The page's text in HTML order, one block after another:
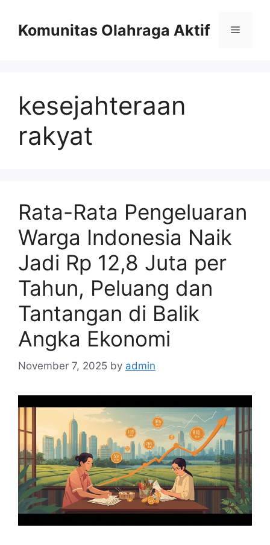
contentKomunitas Olahraga Aktif Menu
kesejahteraan
rakyat
Rata-Rata Pengeluaran
Warga Indonesia Naik
Jadi Rp 12,8 Juta per
Tahun, Peluang dan
Tantangan di Balik
Angka Ekonomi
November 7, 2025 by admin